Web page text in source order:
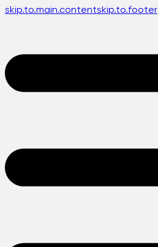
skip.to.main.contentskip.to.footer